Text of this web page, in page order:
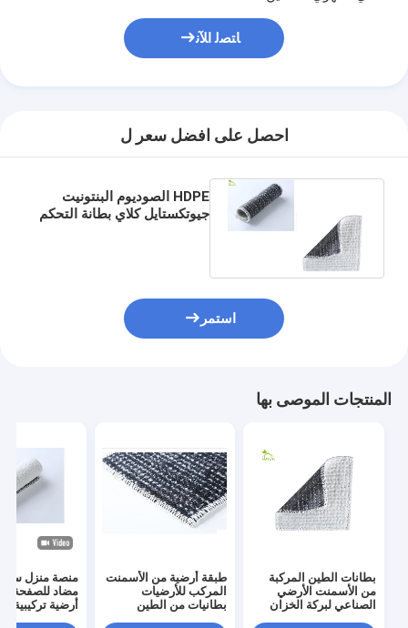
ﺎﺘﺼﻟ ﺍﻶﻧ
احصل على افضل سعر ل
HDPE الصوديوم البنتونيت
جيوتكستايل كلاي بطانة التحكم
استمر
المنتجات الموصى بها
بطانات الطين المركبة
من الأسمنت الأرضي
الصناعي لبركة الخزان
طبقة أرضية من الأسمنت
المركب للأرضيات
بطانيات من الطين
منصة منزل
مضاد للصفحة
أرضية تركيبية 50 م × 6 م